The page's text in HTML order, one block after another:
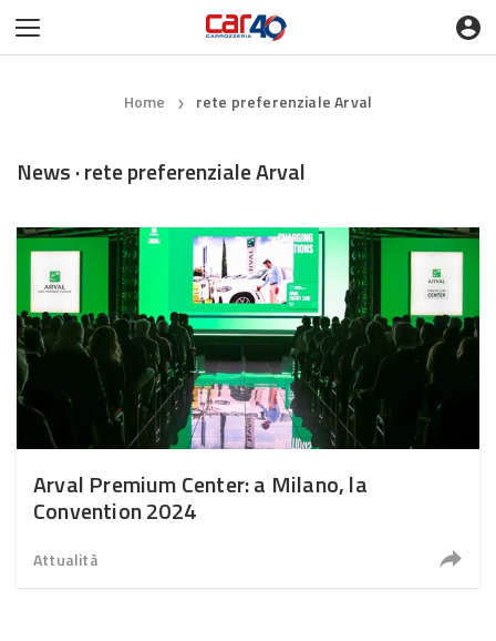
Home ❯ rete preferenziale Arval
News · rete preferenziale Arval
Arval Premium Center: a Milano, la
Convention 2024
Attualità